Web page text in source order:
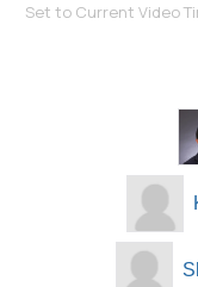
Set to Current Video